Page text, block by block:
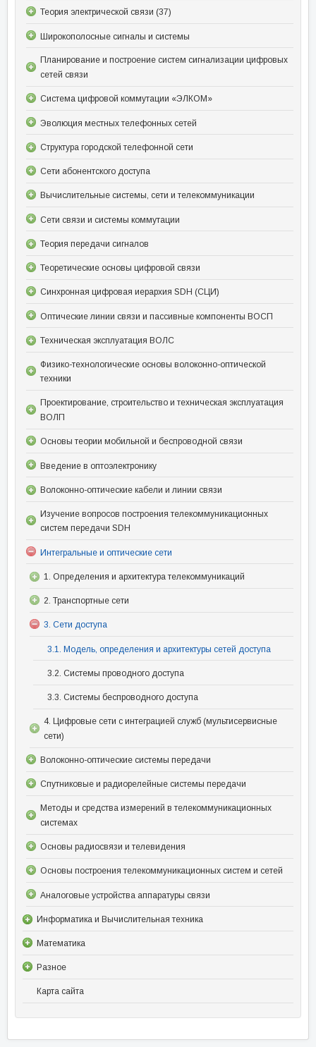
Теория электрической связи (37)
Широкополосные сигналы и системы
Планирование и построение систем сигнализации цифровых
сетей связи
Система цифровой коммутации «ЭЛКОМ»
Эволюция местных телефонных сетей
Структура городской телефонной сети
Сети абонентского доступа
Вычислительные системы, сети и телекоммуникации
Сети связи и системы коммутации
Теория передачи сигналов
Теоретические основы цифровой связи
Синхронная цифровая иерархия SDH (СЦИ)
Оптические линии связи и пассивные компоненты ВОСП
Техническая эксплуатация ВОЛС
Физико-технологические основы волоконно-оптической
техники
Проектирование, строительство и техническая эксплуатация
ВОЛП
Основы теории мобильной и беспроводной связи
Введение в оптоэлектронику
Волоконно-оптические кабели и линии связи
Изучение вопросов построения телекоммуникационных
систем передачи SDH
Интегральные и оптические сети
1. Определения и архитектура телекоммуникаций
2. Транспортные сети
3. Сети доступа
3.1. Модель, определения и архитектуры сетей доступа
3.2. Системы проводного доступа
3.3. Системы беспроводного доступа
4. Цифровые сети с интеграцией служб (мультисервисные
сети)
Волоконно-оптические системы передачи
Спутниковые и радиорелейные системы передачи
Методы и средства измерений в телекоммуникационных
системах
Основы радиосвязи и телевидения
Основы построения телекоммуникационных систем и сетей
Аналоговые устройства аппаратуры связи
Информатика и Вычислительная техника
Математика
Разное
Карта сайта